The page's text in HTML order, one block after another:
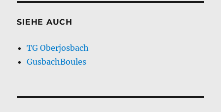
SIEHE AUCH
TG Oberjosbach
GusbachBoules